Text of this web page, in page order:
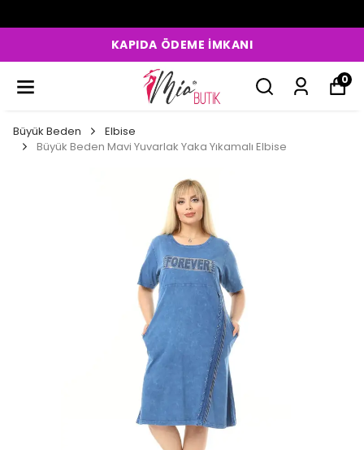
KAPIDA ÖDEME İMKANI
0
Büyük Beden
Elbise
Büyük Beden Mavi Yuvarlak Yaka Yıkamalı Elbise